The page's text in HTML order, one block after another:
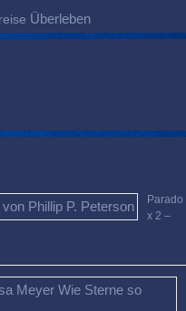
Überleben
Parado
x 2 –